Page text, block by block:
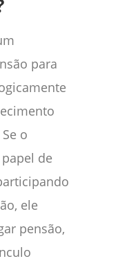
para
o
de
ele
pensão,